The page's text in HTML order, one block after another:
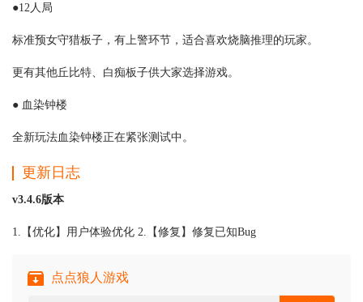
●12人局
标准预女守猎板子，有上警环节，适合喜欢烧脑推理的玩家。
更有其他丘比特、白痴板子供大家选择游戏。
● 血染钟楼
全新玩法血染钟楼正在紧张测试中。
更新日志
v3.4.6版本
1.【优化】用户体验优化 2.【修复】修复已知Bug
点点狼人游戏